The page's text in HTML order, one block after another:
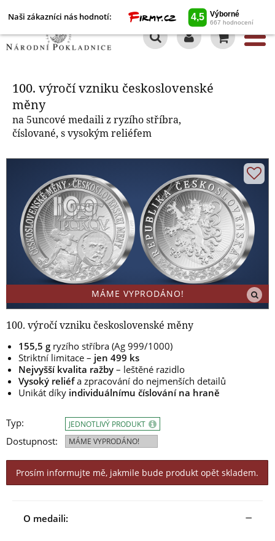
Naši zákazníci nás hodnotí:
100. výročí vzniku československé
měny
na 5uncové medaili z ryzího stříbra,
číslované, s vysokým reliéfem
MÁME VYPRODÁNO!
100. výročí vzniku československé měny
155,5 g ryzího stříbra (Ag 999/1000)
Striktní limitace – jen 499 ks
Nejvyšší kvalita ražby – leštěné razidlo
Vysoký reliéfa zpracování do nejmenších detailů
Unikát díky individuálnímu číslování na hraně
Typ:
Dostupnost:
JEDNOTLIVÝ PRODUKT
MÁME VYPRODÁNO!
Prosím informujte mě, jakmile bude produkt opět skladem.
O medaili:
100. výročí vzniku československé